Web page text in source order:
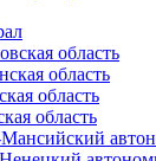
область
область
область
область